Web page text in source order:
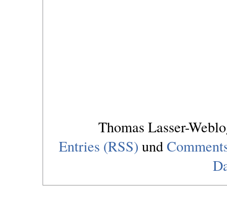
Thomas Lasser-
Entries (RSS) und